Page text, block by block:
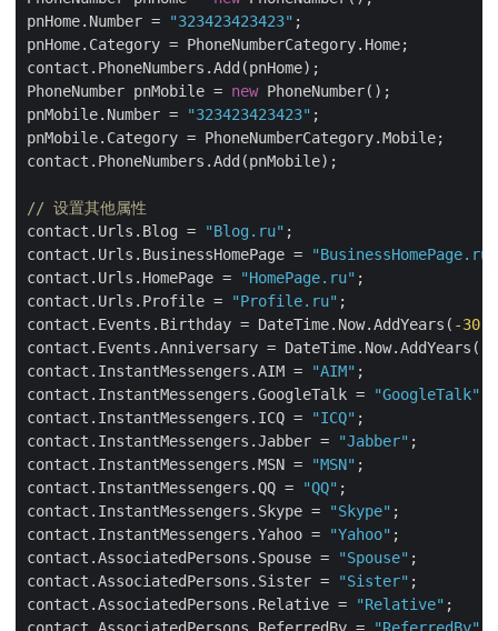
pnHome.Number =
"323423423423" ;
pnHome.Category = PhoneNumberCategory.Home;
contact.PhoneNumbers.Add(pnHome);
PhoneNumber pnMobile = new PhoneNumber();
pnMobile.Number =
"323423423423" ;
pnMobile.Category = PhoneNumberCategory.Mobile;
contact.PhoneNumbers.Add(pnMobile);
// 设置其他属性
contact.Urls.Blog =
"Blog.ru" ;
contact.Urls.BusinessHomePage =
"BusinessHomePage.ru"
contact.Urls.HomePage =
"HomePage.ru" ;
contact.Urls.Profile =
"Profile.ru" ;
contact.Events.Birthday = DateTime.Now.AddYears( -30
contact.Events.Anniversary = DateTime.Now.AddYears(
contact.InstantMessengers.AIM =
"AIM" ;
contact.InstantMessengers.GoogleTalk =
"GoogleTalk"
contact.InstantMessengers.ICQ =
"ICQ" ;
contact.InstantMessengers.Jabber =
"Jabber" ;
contact.InstantMessengers.MSN =
"MSN" ;
contact.InstantMessengers.QQ =
"QQ" ;
contact.InstantMessengers.Skype =
"Skype" ;
contact.InstantMessengers.Yahoo =
"Yahoo" ;
contact.AssociatedPersons.Spouse =
"Spouse" ;
contact.AssociatedPersons.Sister =
"Sister" ;
contact.AssociatedPersons.Relative =
"Relative" ;